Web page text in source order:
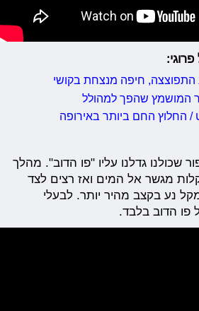
התפוצצה, חיפה מנצחת בקושי
המושמץ שהפך למהולל
/ החלוץ החם ביותר באירופה
שכולנו גדלנו עליו "פו הדוב". מהלך
מגשר אל המים ואז רצים לצד
נע בקצב מהיר יותר. לבעלי
פו הדוב בלבד.